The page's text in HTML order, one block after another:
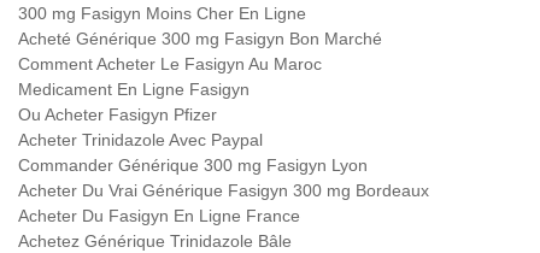
300 mg Fasigyn Moins Cher En Ligne
Acheté Générique 300 mg Fasigyn Bon Marché
Comment Acheter Le Fasigyn Au Maroc
Medicament En Ligne Fasigyn
Ou Acheter Fasigyn Pfizer
Acheter Trinidazole Avec Paypal
Commander Générique 300 mg Fasigyn Lyon
Acheter Du Vrai Générique Fasigyn 300 mg Bordeaux
Acheter Du Fasigyn En Ligne France
Achetez Générique Trinidazole Bâle